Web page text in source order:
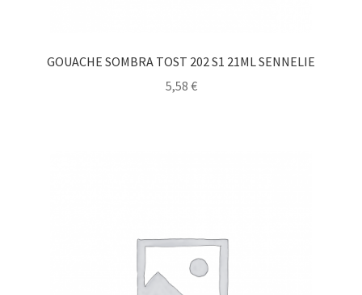
GOUACHE SOMBRA TOST 202 S1 21ML SENNELIE
5,58 €